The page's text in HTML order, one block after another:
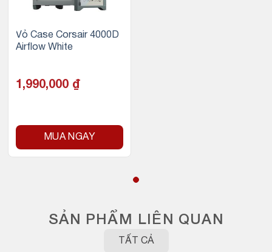
Vỏ Case Corsair 4000D
Airflow White
1,990,000 ₫
MUA NGAY
SẢN PHẨM LIÊN QUAN
TẤT CẢ